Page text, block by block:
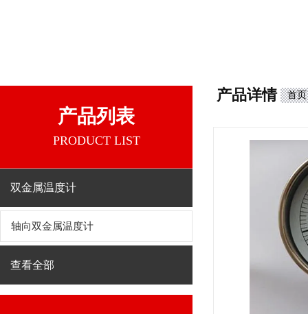
产品列表
PRODUCT LIST
双金属温度计
轴向双金属温度计
查看全部
产品详情 首页